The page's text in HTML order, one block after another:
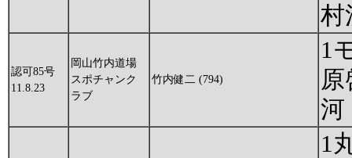
村
認可85号
11.8.23
岡山竹内道場
スポチャンク
ラブ
竹内健二 (794)
1
河
1